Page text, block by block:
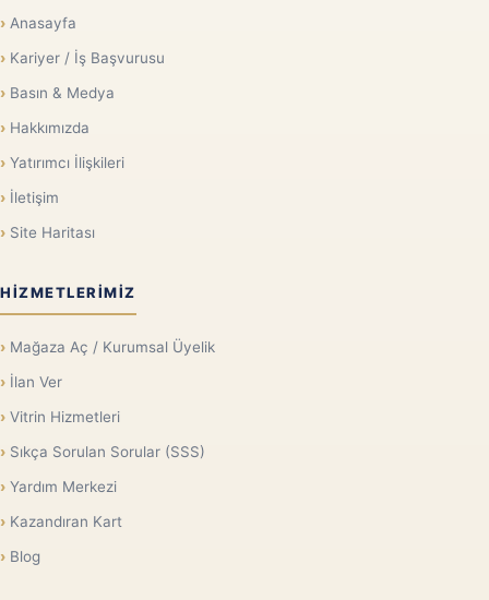
Anasayfa
Kariyer / İş Başvurusu
Basın & Medya
Hakkımızda
Yatırımcı İlişkileri
İletişim
Site Haritası
HIZMETLERIMIZ
Mağaza Aç / Kurumsal Üyelik
İlan Ver
Vitrin Hizmetleri
Sıkça Sorulan Sorular (SSS)
Yardım Merkezi
Kazandıran Kart
Blog